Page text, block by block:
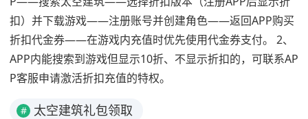
扣）并下载游戏——注册账号并创建角色——返回APP购买
折扣代金券——在游戏内充值时优先使用代金券支付。 2、
APP内能搜索到游戏但显示10折、不显示折扣的，可联系AP
P客服申请激活折扣充值的特权。
# 太空建筑礼包领取